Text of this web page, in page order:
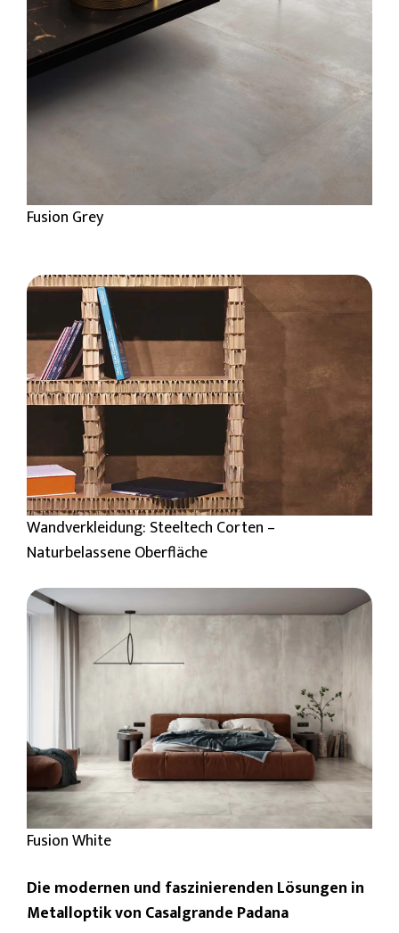
Fusion Grey
Wandverkleidung: Steeltech Corten –
Naturbelassene Oberfläche
Fusion White
Die modernen und faszinierenden Lösungen in
Metalloptik von Casalgrande Padana